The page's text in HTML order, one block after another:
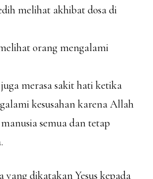
melihat akhibat dosa di
melihat orang mengalami
merasa sakit hati ketika
kesusahan karena Allah
semua dan tetap
yang dikatakan Yesus kepada